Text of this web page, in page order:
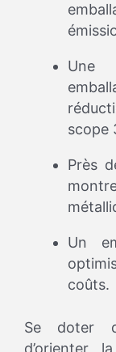
Une
scope
Près
Un
coûts.
Se doter